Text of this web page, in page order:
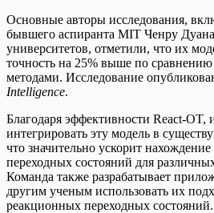
Основные авторы исследования,
бывшего аспиранта MIT Ченру
университетов, отметили, что их
точность на 25% выше по
методами. Исследование
Intelligence.
Благодаря эффективности React-OT,
интегрировать эту модель в
что значительно ускорит
переходных состояний для
Команда также разрабатывает
другим ученым использовать их
реакционных переходных состояний.